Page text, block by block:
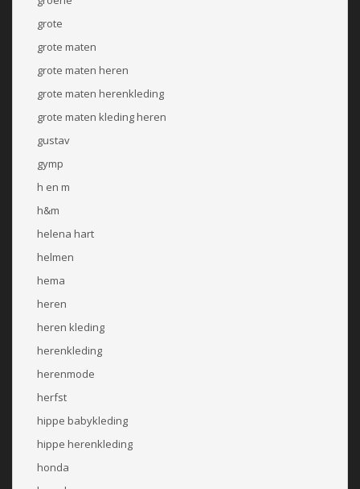
grote
grote maten
grote maten heren
grote maten herenkleding
grote maten kleding heren
gustav
gymp
h en m
h&m
helena hart
helmen
hema
heren
heren kleding
herenkleding
herenmode
herfst
hippe babykleding
hippe herenkleding
honda